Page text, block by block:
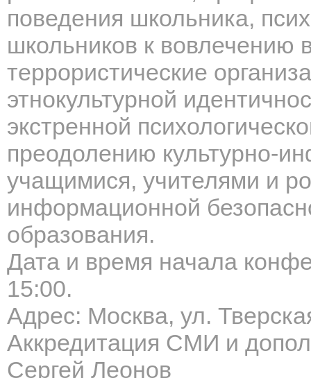
поведения школьника,
школьников к вовлечению
террористические
этнокультурной
экстренной
преодолению культурно-
учащимися, учителями и
информационной
образования.
Дата и время начала
15:00.
Адрес: Москва, ул.
Аккредитация СМИ и
Сергей Леонов